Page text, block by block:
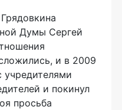
Думы Сергей
и в 2009
учредителями
и покинул
просьба